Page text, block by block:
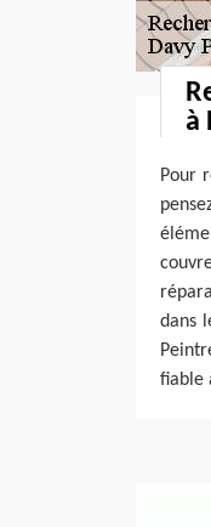
à
Pour
dans
fiable